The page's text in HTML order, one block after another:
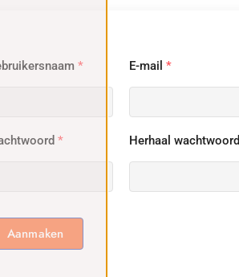
*
*
E-mail *
Herhaal wachtwoord
Aanmaken